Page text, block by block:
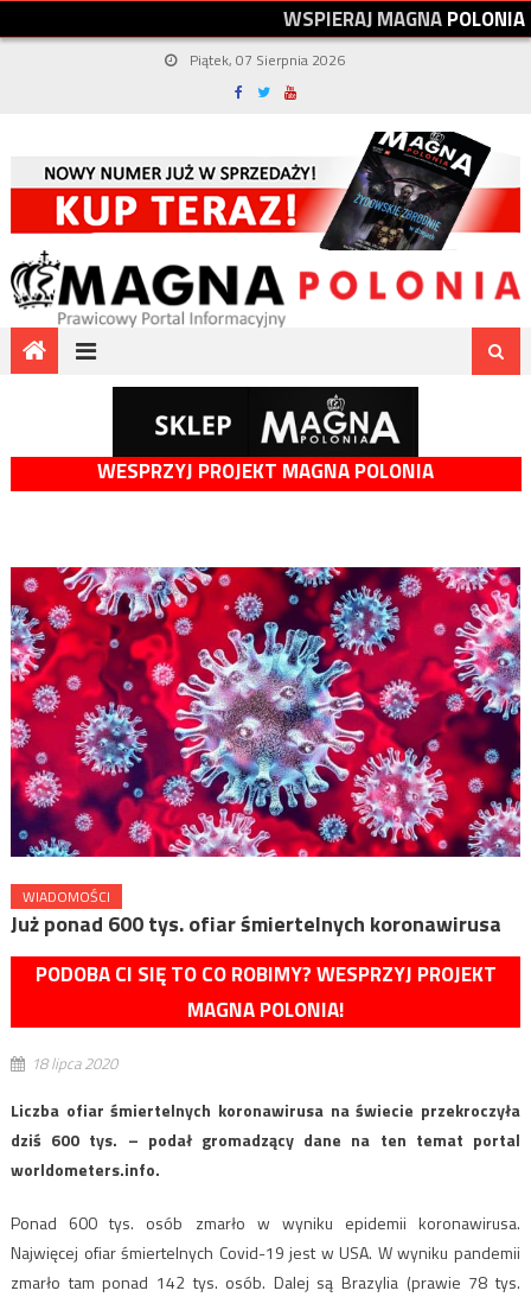
WSPIERAJMAGNAPOLONIA
Piątek, 07 Sierpnia 2026
WESPRZYJ PROJEKT MAGNA POLONIA
WIADOMOŚCI
Już ponad 600 tys. ofiar śmiertelnych koronawirusa
PODOBA CI SIĘ TO CO ROBIMY? WESPRZYJ PROJEKT
MAGNA POLONIA!
18 lipca 2020
Liczba ofiar śmiertelnych koronawirusa na świecie przekroczyła
dziś 600 tys. – podał gromadzący dane na ten temat portal
worldometers.info.
Ponad 600 tys. osób zmarło w wyniku epidemii koronawirusa.
Najwięcej ofiar śmiertelnych Covid-19 jest w USA. W wyniku pandemii
zmarło tam ponad 142 tys. osób. Dalej są Brazylia (prawie 78 tys.